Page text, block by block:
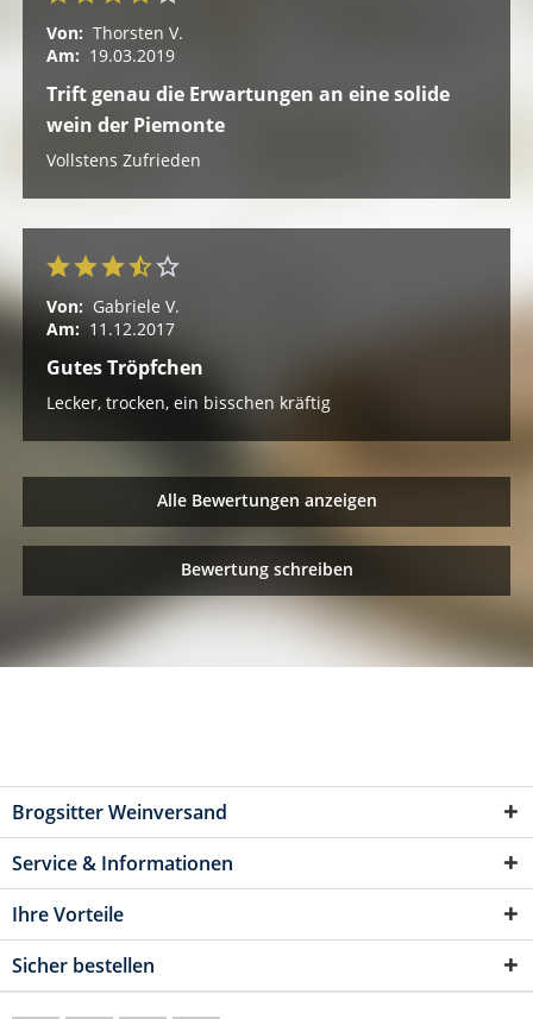
Von: Thorsten V.
Am: 19.03.2019
Trift genau die Erwartungen an eine solide
wein der Piemonte
Vollstens Zufrieden
Von: Gabriele V.
Am: 11.12.2017
Gutes Tröpfchen
Lecker, trocken, ein bisschen kräftig
Alle Bewertungen anzeigen
Bewertung schreiben
Brogsitter Weinversand
Service & Informationen
Ihre Vorteile
Sicher bestellen